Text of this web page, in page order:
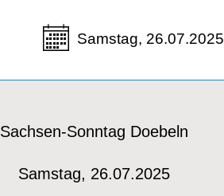
Samstag, 26.07.2025
Sachsen-Sonntag Doebeln
Samstag, 26.07.2025